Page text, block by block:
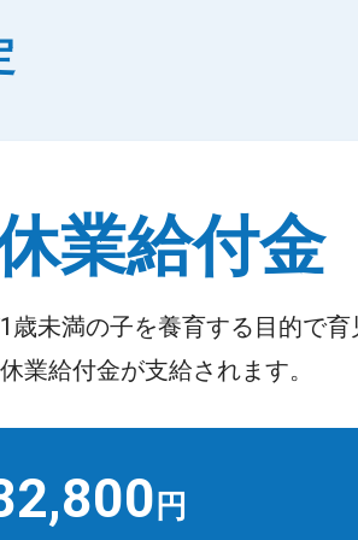
業給付金
歳未満の子を養育する目的で育
業給付金が支給されます。
円